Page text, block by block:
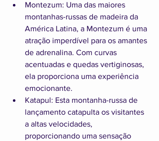
Montezum: Uma das maiores
montanhas-russas de madeira da
América Latina, a Montezum é uma
atração imperdível para os amantes
de adrenalina. Com curvas
acentuadas e quedas vertiginosas,
ela proporciona uma experiência
emocionante.
Katapul: Esta montanha-russa de
lançamento catapulta os visitantes
a altas velocidades,
proporcionando uma sensação